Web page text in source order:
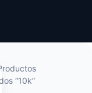
“10k”